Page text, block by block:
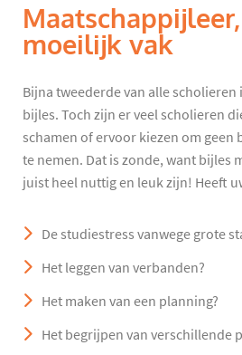
moeilijk vak
Bijna tweederde van alle
bijles. Toch zijn er veel scholieren
schamen of ervoor kiezen om geen
te nemen. Dat is zonde, want bijles
juist heel nuttig en leuk zijn! Heeft
De studiestress vanwege grote
Het leggen van verbanden?
Het maken van een planning?
Het begrijpen van verschillende